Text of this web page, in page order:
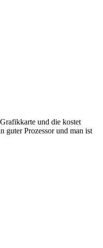
und die kostet
guter Prozessor und man ist